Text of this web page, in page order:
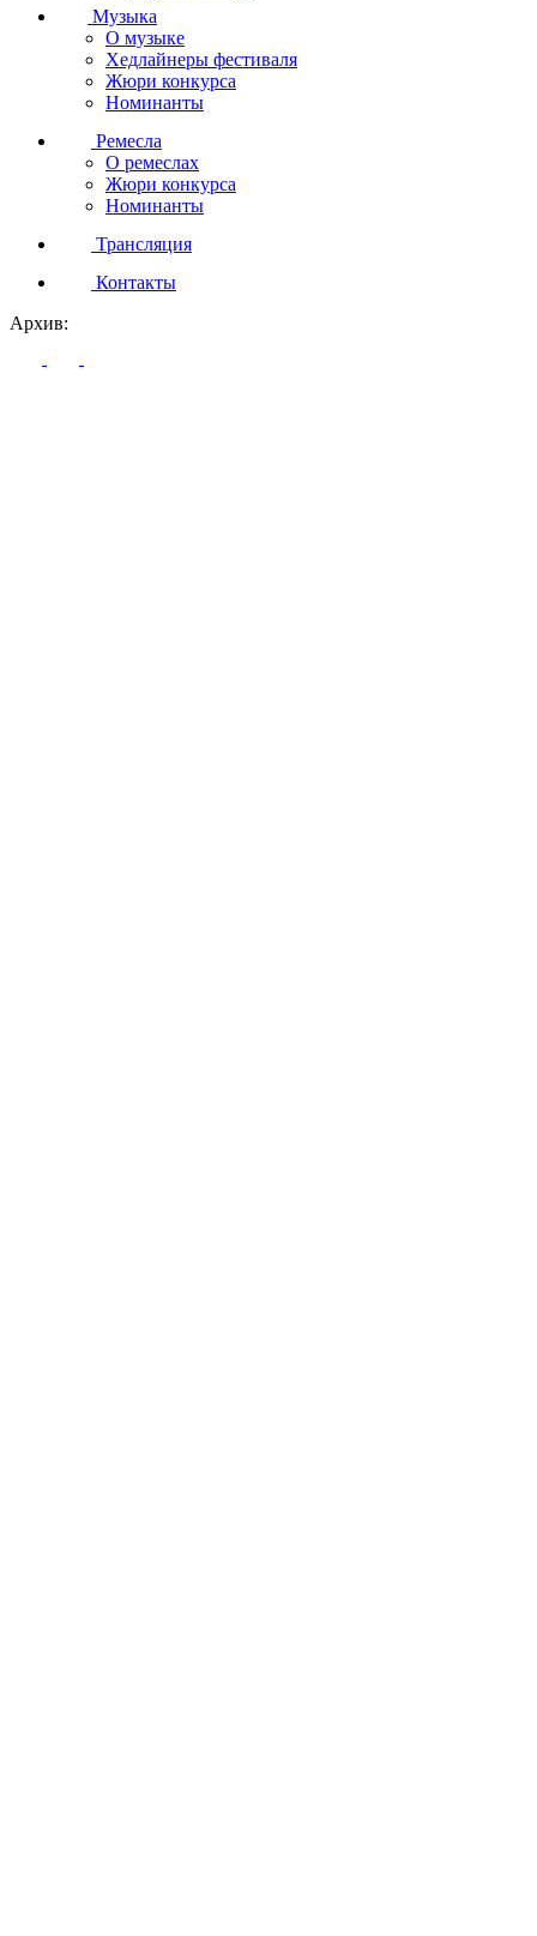
Музыка
О музыке
Хедлайнеры фестиваля
Жюри конкурса
Номинанты
Ремесла
О ремеслах
Жюри конкурса
Номинанты
Трансляция
Контакты
Архив: